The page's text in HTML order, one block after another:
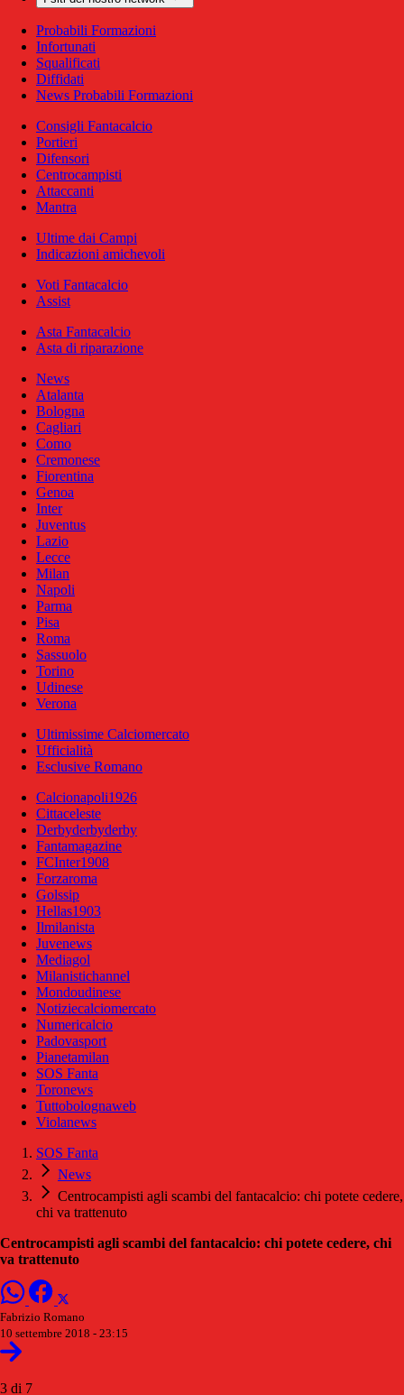
Probabili Formazioni
Infortunati
Squalificati
Diffidati
News Probabili Formazioni
Consigli Fantacalcio
Portieri
Difensori
Centrocampisti
Attaccanti
Mantra
Ultime dai Campi
Indicazioni amichevoli
Voti Fantacalcio
Assist
Asta Fantacalcio
Asta di riparazione
News
Atalanta
Bologna
Cagliari
Como
Cremonese
Fiorentina
Genoa
Inter
Juventus
Lazio
Lecce
Milan
Napoli
Parma
Pisa
Roma
Sassuolo
Torino
Udinese
Verona
Ultimissime Calciomercato
Ufficialità
Esclusive Romano
Calcionapoli1926
Cittaceleste
Derbyderbyderby
Fantamagazine
FCInter1908
Forzaroma
Golssip
Hellas1903
Ilmilanista
Juvenews
Mediagol
Milanistichannel
Mondoudinese
Notiziecalciomercato
Numericalcio
Padovasport
Pianetamilan
SOS Fanta
Toronews
Tuttobolognaweb
Violanews
SOS Fanta
News
Centrocampisti agli scambi del fantacalcio: chi potete cedere,
chi va trattenuto
Centrocampisti agli scambi del fantacalcio: chi potete cedere, chi
va trattenuto
Fabrizio Romano
10 settembre 2018 - 23:15
3 di 7